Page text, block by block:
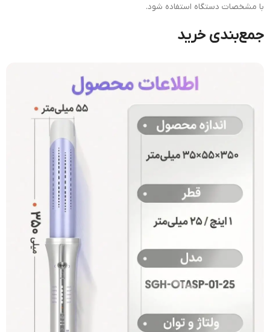
با مشخصات دستگاه استفاده شود.
جمع‌بندی خرید